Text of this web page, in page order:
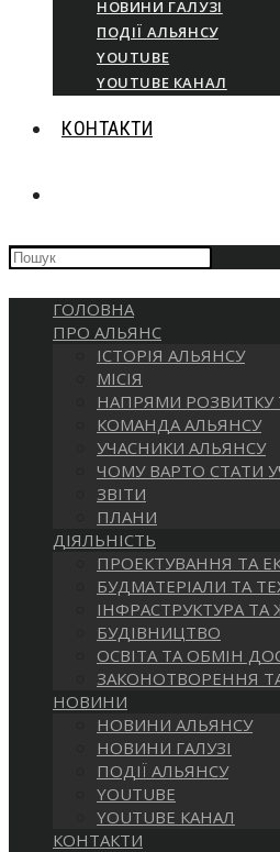
НОВИНИ ГАЛУЗІ
ПОДІЇ АЛЬЯНСУ
YOUTUBE
YOUTUBE КАНАЛ
КОНТАКТИ
НА
ВЕБ-
САЙТІ
Press
Escape
to
search
ГОЛОВНА
ПРО АЛЬЯНС
ІСТОРІЯ АЛЬЯНСУ
МІСІЯ
НАПРЯМИ РОЗВИТКУ
КОМАНДА АЛЬЯНСУ
УЧАСНИКИ АЛЬЯНСУ
ЧОМУ ВАРТО СТАТИ
ЗВІТИ
ПЛАНИ
ДІЯЛЬНІСТЬ
ПРОЕКТУВАННЯ ТА
БУДМАТЕРІАЛИ ТА
ІНФРАСТРУКТУРА ТА
БУДІВНИЦТВО
ОСВІТА ТА ОБМІН
ЗАКОНОТВОРЕННЯ
НОВИНИ
НОВИНИ АЛЬЯНСУ
НОВИНИ ГАЛУЗІ
ПОДІЇ АЛЬЯНСУ
YOUTUBE
YOUTUBE КАНАЛ
КОНТАКТИ